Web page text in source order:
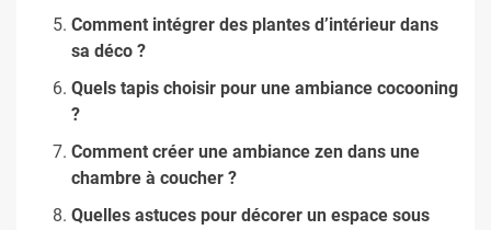
Comment intégrer des plantes d’intérieur dans
sa déco ?
Quels tapis choisir pour une ambiance cocooning
?
Comment créer une ambiance zen dans une
chambre à coucher ?
Quelles astuces pour décorer un espace sous